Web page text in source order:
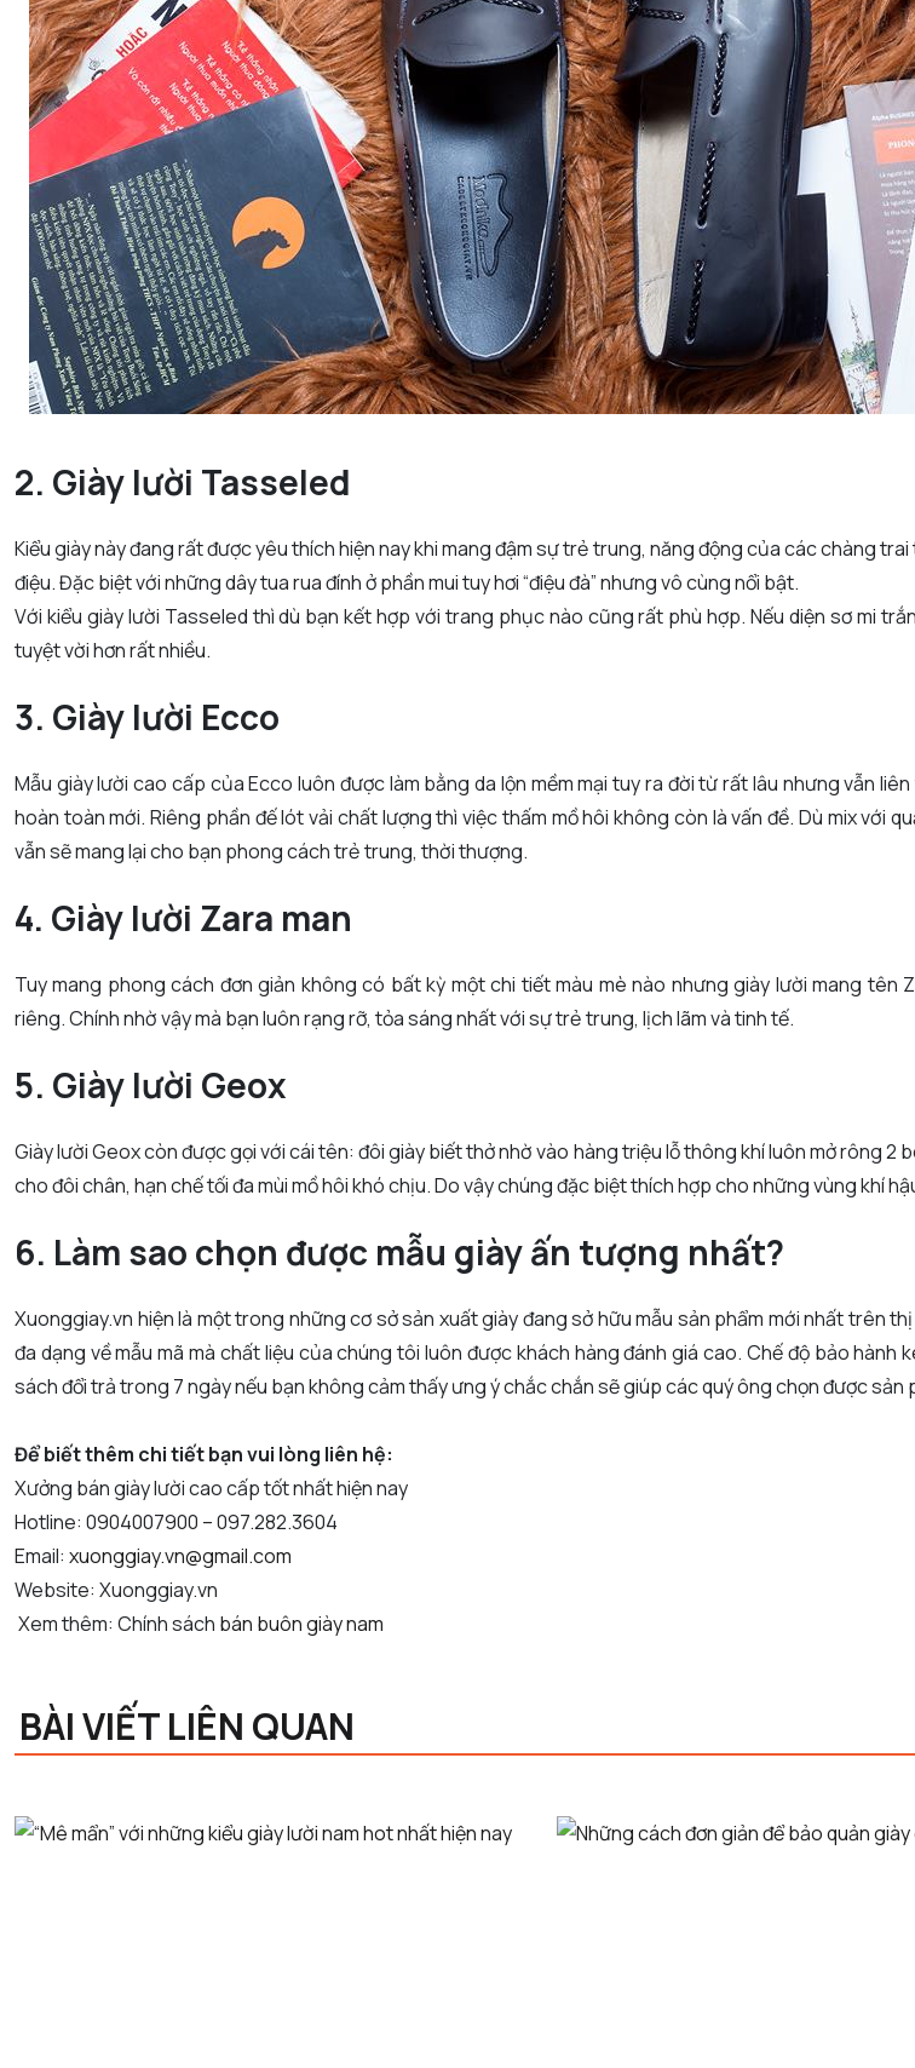
2. Giày lười Tasseled
Kiểu giày này đang rất được yêu thích hiện nay khi mang đậm sự trẻ trung, năng động của các chàng trai
điệu. Đặc biệt với những dây tua rua đính ở phần mui tuy hơi “điệu đà” nhưng vô cùng nổi bật.
Với kiểu giày lười Tasseled thì dù bạn kết hợp với trang phục nào cũng rất phù hợp. Nếu diện sơ mi
tuyệt vời hơn rất nhiều.
3. Giày lười Ecco
Mẫu giày lười cao cấp của Ecco luôn được làm bằng da lộn mềm mại tuy ra đời từ rất lâu nhưng vẫn
hoàn toàn mới. Riêng phần đế lót vải chất lượng thì việc thấm mồ hôi không còn là vấn đề. Dù mix với
vẫn sẽ mang lại cho bạn phong cách trẻ trung, thời thượng.
4. Giày lười Zara man
Tuy mang phong cách đơn giản không có bất kỳ một chi tiết màu mè nào nhưng giày lười mang tên
riêng. Chính nhờ vậy mà bạn luôn rạng rỡ, tỏa sáng nhất với sự trẻ trung, lịch lãm và tinh tế.
5. Giày lười Geox
Giày lười Geox còn được gọi với cái tên: đôi giày biết thở nhờ vào hàng triệu lỗ thông khí luôn mở rông 2
cho đôi chân, hạn chế tối đa mùi mồ hôi khó chịu. Do vậy chúng đặc biệt thích hợp cho những vùng khí
6. Làm sao chọn được mẫu giày ấn tượng nhất?
Xuonggiay.vn hiện là một trong những cơ sở sản xuất giày đang sở hữu mẫu sản phẩm mới nhất trên
đa dạng về mẫu mã mà chất liệu của chúng tôi luôn được khách hàng đánh giá cao. Chế độ bảo hành
sách đổi trả trong 7 ngày nếu bạn không cảm thấy ưng ý chắc chắn sẽ giúp các quý ông chọn được sản
Để biết thêm chi tiết bạn vui lòng liên hệ:
Xưởng bán giày lười cao cấp tốt nhất hiện nay
Hotline: 0904007900 – 097.282.3604
Email: xuonggiay.vn@gmail.com
Website: Xuonggiay.vn
Xem thêm: Chính sách bán buôn giày nam
BÀI VIẾT LIÊN QUAN